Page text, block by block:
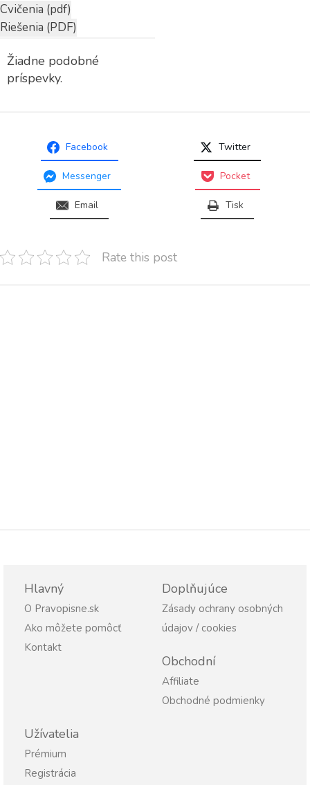
Žiadne podobné
príspevky.
Facebook Twitter
Messenger Pocket
Email Tisk
Rate this post
Hlavný
O Pravopisne.sk
Ako môžete pomôcť
Kontakt
Doplňujúce
Zásady ochrany osobných
údajov / cookies
Obchodní
Affiliate
Obchodné podmienky
Užívatelia
Prémium
Registrácia